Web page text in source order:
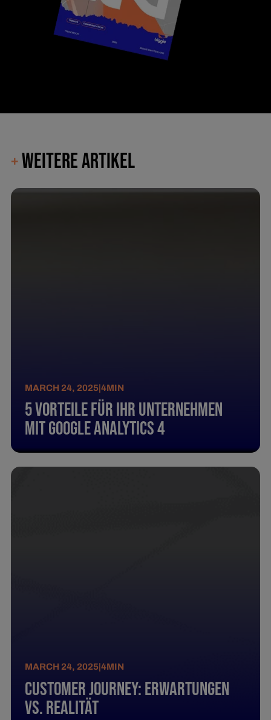
+WEITERE ARTIKEL
MARCH 24, 2025|4MIN
5 Vorteile für Ihr Unternehmen
mit Google Analytics 4
MARCH 24, 2025 |4MIN
Customer Journey: Erwartungen
vs. Realität